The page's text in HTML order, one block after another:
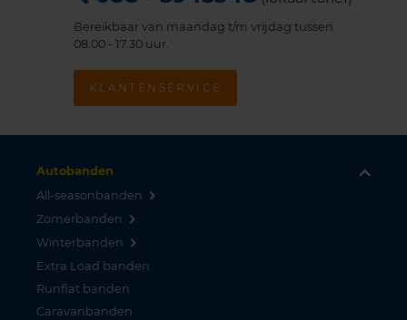
Bereikbaar van maandag t/m vrijdag tussen
08.00 - 17.30 uur.
KLANTENSERVICE
Autobanden
All-seasonbanden
Zomerbanden
Winterbanden
Extra Load banden
Runflat banden
Caravanbanden